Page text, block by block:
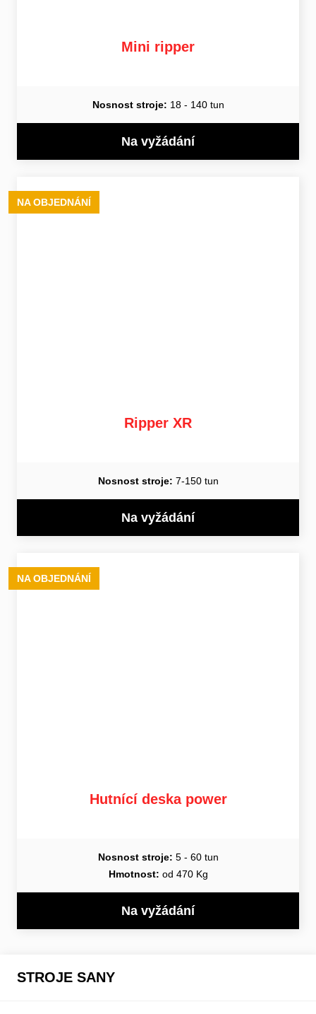
Mini ripper
Nosnost stroje: 18 - 140 tun
Na vyžádání
NA OBJEDNÁNÍ
Ripper XR
Nosnost stroje: 7-150 tun
Na vyžádání
NA OBJEDNÁNÍ
Hutnící deska power
Nosnost stroje: 5 - 60 tun
Hmotnost: od 470 Kg
Na vyžádání
STROJE SANY